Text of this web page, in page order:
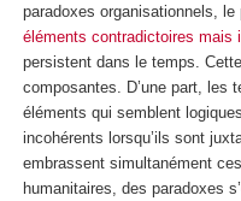
paradoxes organisationnels,
éléments contradictoires mais
persistent dans le temps.
composantes. D’une part, les
éléments qui semblent
incohérents lorsqu’ils sont
embrassent simultanément
humanitaires, des paradoxes